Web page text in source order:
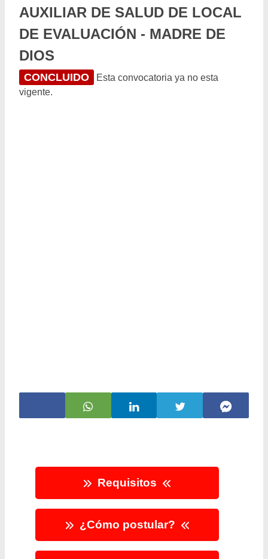
AUXILIAR DE SALUD DE LOCAL
DE EVALUACIÓN - MADRE DE
DIOS
CONCLUIDO
Esta convocatoria ya no esta
vigente.
Requisitos
¿Cómo postular?